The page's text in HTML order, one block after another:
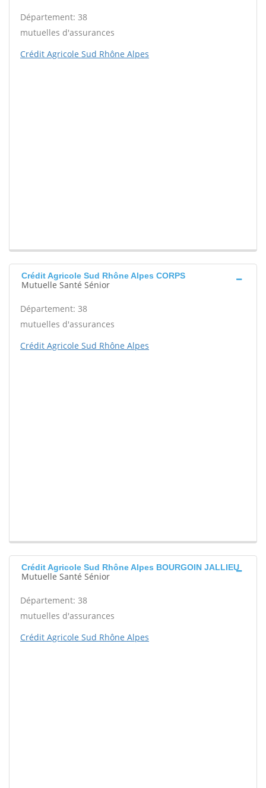
Département: 38
mutuelles d'assurances
Crédit Agricole Sud Rhône Alpes
Crédit Agricole Sud Rhône Alpes CORPS
Mutuelle Santé Sénior
Département: 38
mutuelles d'assurances
Crédit Agricole Sud Rhône Alpes
Crédit Agricole Sud Rhône Alpes BOURGOIN JALLIEU
Mutuelle Santé Sénior
Département: 38
mutuelles d'assurances
Crédit Agricole Sud Rhône Alpes